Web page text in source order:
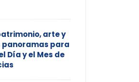
arte y
panoramas para
Día y el Mes de